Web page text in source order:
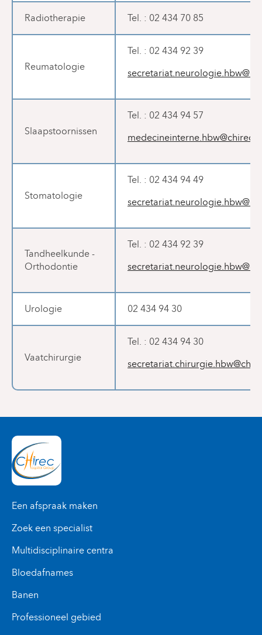
Radiotherapie Tel. : 02 434 70 85
Reumatologie
Tel. : 02 434 92 39
Slaapstoornissen
Tel. : 02 434 94 57
Stomatologie
Tel. : 02 434 94 49
Tandheelkunde -
Orthodontie
Tel. : 02 434 92 39
Urologie 02 434 94 30
Vaatchirurgie
Tel. : 02 434 94 30
Een afspraak maken
Zoek een specialist
Multidisciplinaire centra
Bloedafnames
Banen
Professioneel gebied